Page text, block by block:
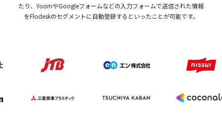
たり、YoomやGoogleフォームなどの入力フォームで送信された情報
をFlodeskのセグメントに自動登録するといったことが可能です。